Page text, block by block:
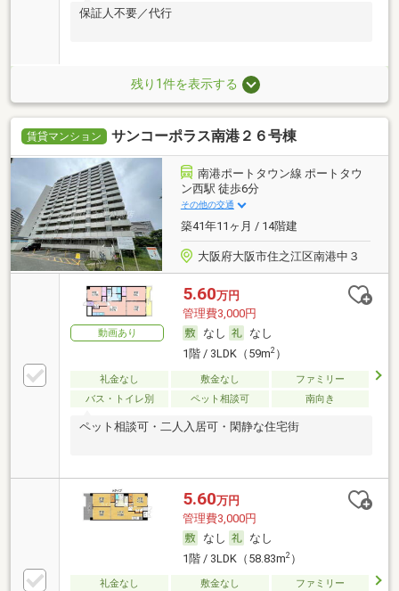
保証人不要／代行
残り1件を表示する
賃貸マンション サンコーポラス南港２６号棟
南港ポートタウン線 ポートタウ
ン西駅 徒歩6分
その他の交通
築41年11ヶ月 / 14階建
大阪府大阪市住之江区南港中３
動画あり
5.60万円
管理費3,000円
なし
なし
1階 / 3LDK（59m2）
礼金なし 敷金なし
ファミリー
バス・トイレ別
ペット相談可 南向き
ペット相談可・二人入居可・閑静な住宅街
5.60万円
管理費3,000円
なし
なし
1階 / 3LDK（58.83m2）
礼金なし 敷金なし
ファミリー